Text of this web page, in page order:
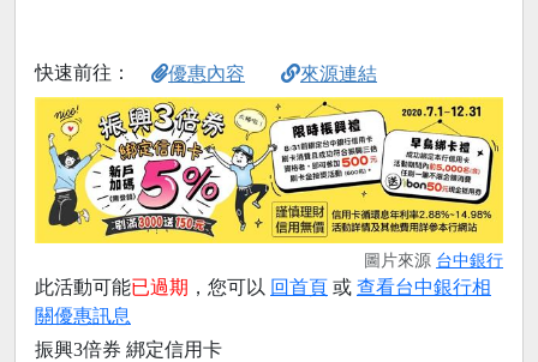
快速前往： 優惠內容 來源連結
圖片來源 台中銀行
此活動可能已過期 ，您可以 回首頁 或 查看台中銀行相
關優惠訊息
振興3倍券 綁定信用卡